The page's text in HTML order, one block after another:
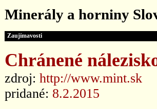
Minerály a horniny
Zaujímavosti
Chránené
zdroj: http://www.mint.sk
pridané: 8.2.2015